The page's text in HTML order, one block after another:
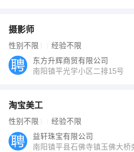
摄影师
性别不限 经验不限
东方升辉商贸有限公司
南阳镇平光学小区二排15号
淘宝美工
性别不限 经验不限
益轩珠宝有限公司
南阳镇平县石佛寺镇玉佛大桥